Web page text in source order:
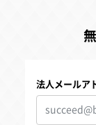
法人メールア